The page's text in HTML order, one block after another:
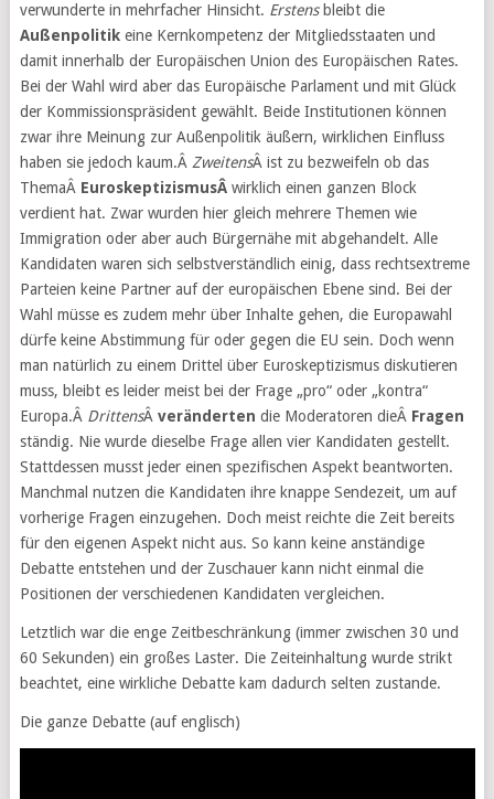
verwunderte in mehrfacher Hinsicht. Erstensbleibt die
Außenpolitikeine Kernkompetenz der Mitgliedsstaaten und
damit innerhalb der Europäischen Union des Europäischen Rates.
Bei der Wahl wird aber das Europäische Parlament und mit Glück
der Kommissionspräsident gewählt. Beide Institutionen können
zwar ihre Meinung zur Außenpolitik äußern, wirklichen Einfluss
haben sie jedoch kaum.Â ZweitensÂ ist zu bezweifeln ob das
ThemaÂ EuroskeptizismusÂ wirklich einen ganzen Block
verdient hat. Zwar wurden hier gleich mehrere Themen wie
Immigration oder aber auch Bürgernähe mit abgehandelt. Alle
Kandidaten waren sich selbstverständlich einig, dass rechtsextreme
Parteien keine Partner auf der europäischen Ebene sind. Bei der
Wahl müsse es zudem mehr über Inhalte gehen, die Europawahl
dürfe keine Abstimmung für oder gegen die EU sein. Doch wenn
man natürlich zu einem Drittel über Euroskeptizismus diskutieren
muss, bleibt es leider meist bei der Frage „pro“ oder „kontra“
Europa.Â DrittensÂ veränderten die Moderatoren dieÂ Fragen
ständig. Nie wurde dieselbe Frage allen vier Kandidaten gestellt.
Stattdessen musst jeder einen spezifischen Aspekt beantworten.
Manchmal nutzen die Kandidaten ihre knappe Sendezeit, um auf
vorherige Fragen einzugehen. Doch meist reichte die Zeit bereits
für den eigenen Aspekt nicht aus. So kann keine anständige
Debatte entstehen und der Zuschauer kann nicht einmal die
Positionen der verschiedenen Kandidaten vergleichen.
Letztlich war die enge Zeitbeschränkung (immer zwischen 30 und
60 Sekunden) ein großes Laster. Die Zeiteinhaltung wurde strikt
beachtet, eine wirkliche Debatte kam dadurch selten zustande.
Die ganze Debatte (auf englisch)